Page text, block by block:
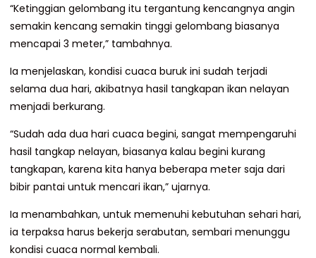
“Ketinggian gelombang itu tergantung kencangnya angin
semakin kencang semakin tinggi gelombang biasanya
mencapai 3 meter,” tambahnya.
Ia menjelaskan, kondisi cuaca buruk ini sudah terjadi
selama dua hari, akibatnya hasil tangkapan ikan nelayan
menjadi berkurang.
“Sudah ada dua hari cuaca begini, sangat mempengaruhi
hasil tangkap nelayan, biasanya kalau begini kurang
tangkapan, karena kita hanya beberapa meter saja dari
bibir pantai untuk mencari ikan,” ujarnya.
Ia menambahkan, untuk memenuhi kebutuhan sehari hari,
ia terpaksa harus bekerja serabutan, sembari menunggu
kondisi cuaca normal kembali.